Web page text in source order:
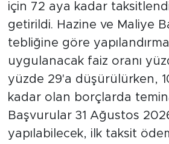
için 72 aya kadar
getirildi. Hazine ve Maliye
tebliğine göre
uygulanacak faiz oranı
yüzde 29'a düşürülürken,
kadar olan borçlarda
Başvurular 31 Ağustos
yapılabilecek, ilk taksit